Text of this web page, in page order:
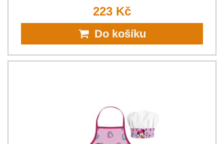
223 Kč
Do košíku